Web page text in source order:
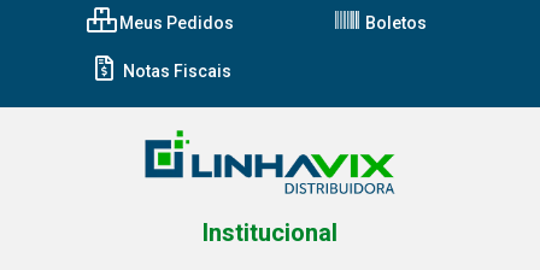
Meus Pedidos Boletos
Notas Fiscais
Institucional